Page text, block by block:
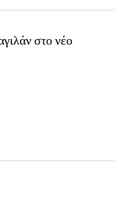
στο νέο